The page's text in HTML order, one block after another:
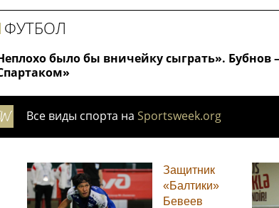
было бы вничейку сыграть». Бубнов
ФУТБОЛ
Все виды спорта на Sportsweek.org
Защитник
«Балтики»
Бевеев